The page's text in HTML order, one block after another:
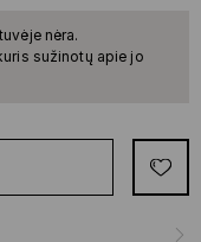
nėra.
sužinotų apie jo